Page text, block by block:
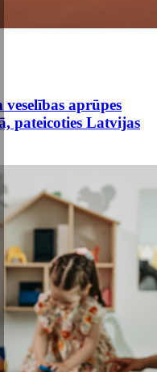
aprūpes
pateicoties Latvijas